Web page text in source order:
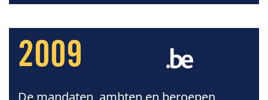
2009
De mandaten, ambten en beroepen